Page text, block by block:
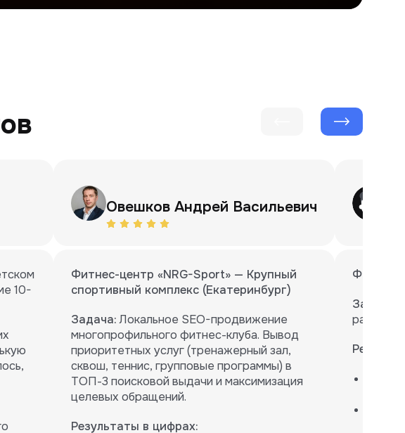
10-
Овешков Андрей Васильевич
Фитнес-центр «NRG-Sport» — Крупный
спортивный комплекс (Екатеринбург)
Задача:Локальное SEO-продвижение
многопрофильного фитнес-клуба. Вывод
приоритетных услуг (тренажерный зал,
сквош, теннис, групповые программы) в
ТОП-3 поисковой выдачи и максимизация
целевых обращений.
Результаты в цифрах:
Задача: